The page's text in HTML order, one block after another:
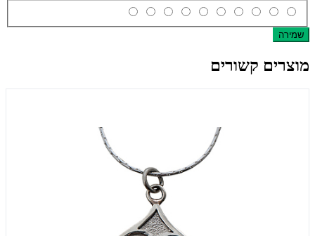
שמירה
מוצרים קשורים